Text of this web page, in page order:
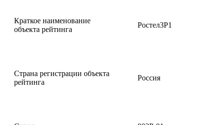
Краткое наименование
объекта рейтинга
Ростел3P1
Страна регистрации объекта
рейтинга
Россия